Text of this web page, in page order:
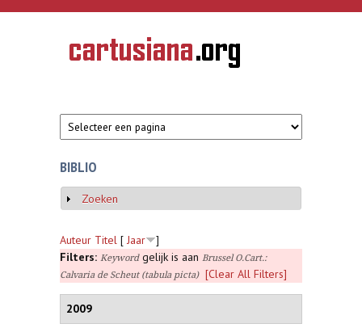
Overslaan en naar de inhoud gaan
CARTUSIANA
Geschiedenis
van de
BIBLIO
Weergeven
Zoeken
Auteur Titel [ Jaar
]
Filters: Keywordgelijk is aan Brussel O.Cart.:
Calvaria de Scheut (tabula picta)
[Clear All Filters]
2009